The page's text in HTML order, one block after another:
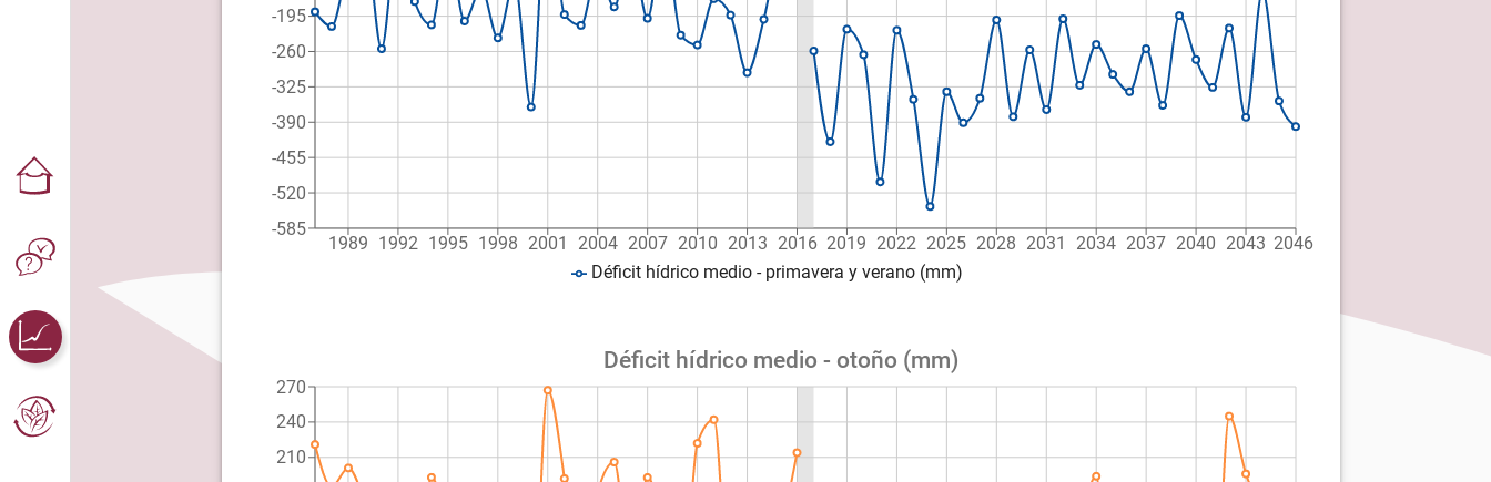
1989 1992 1995 1998 2001 2004 2007 2010 2013 2016 2019 2022 2025 2028 2031 2034 2037 2040 2043 2046
-585
-520
-455
-390
-325
-260
-195
Déficit hídrico medio - primavera y verano (mm)
Déficit hídrico medio - otoño (mm)
210
240
270